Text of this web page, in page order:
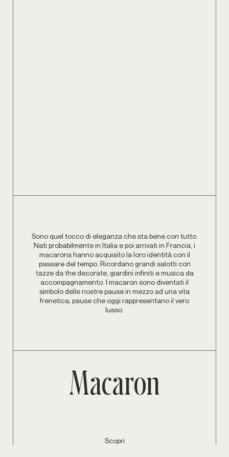
Sono quel tocco di eleganza che sta bene con tutto.
Nati probabilmente in Italia e poi arrivati in Francia, i
macarons hanno acquisito la loro identità con il
passare del tempo. Ricordano grandi salotti con
tazze da the decorate, giardini infiniti e musica da
accompagnamento. I macaron sono diventati il
simbolo delle nostre pause in mezzo ad una vita
frenetica; pause che oggi rappresentano il vero
lusso.
Macaron
Scopri